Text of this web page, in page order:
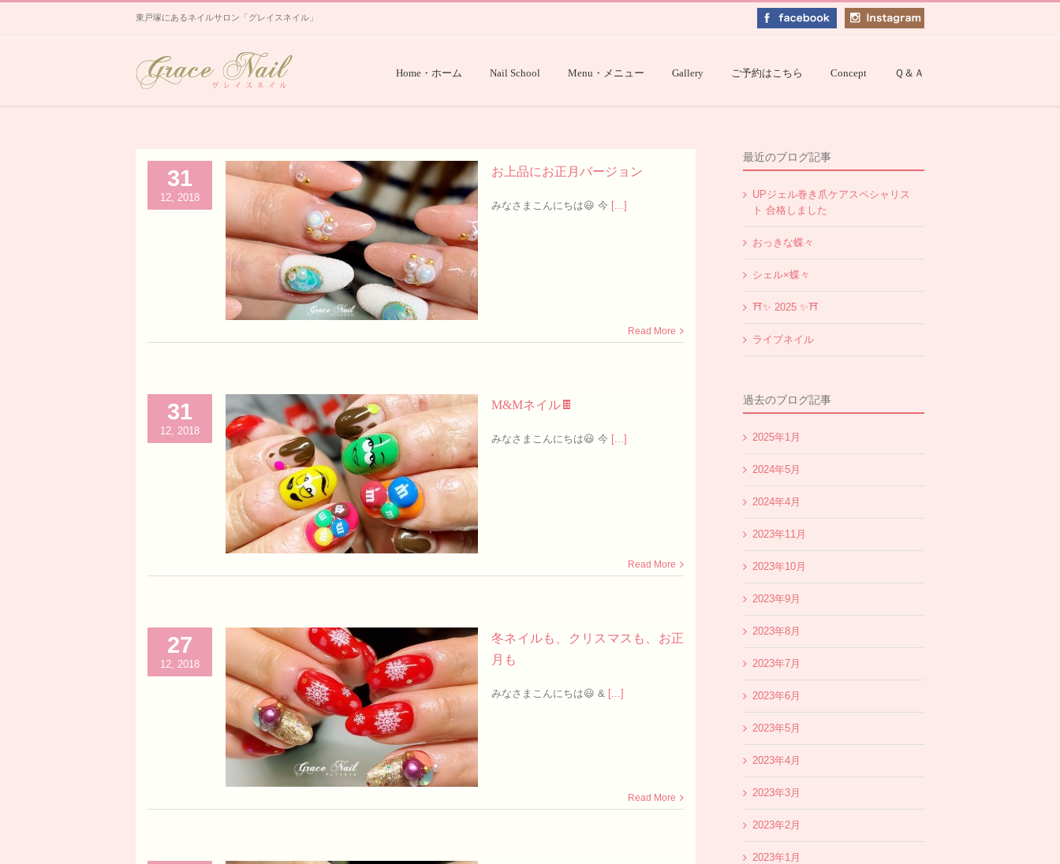
東戸塚にあるネイルサロン「グレイスネイル」
Home・ホーム Nail School Menu・メニュー Gallery ご予約はこちら Concept Ｑ＆Ａ
31
12, 2018
お上品にお正月バージョン
みなさまこんにちは😃 今 [...]
Read More
31
12, 2018
M&Mネイル🍫
みなさまこんにちは😃 今 [...]
Read More
27
12, 2018
冬ネイルも、クリスマスも、お正
月も
みなさまこんにちは😃 & [...]
Read More
最近のブログ記事
UPジェル巻き爪ケアスペシャリス
ト 合格しました
おっきな蝶々
シェル×蝶々
⛩✨️ 2025 ✨️⛩
ライブネイル
過去のブログ記事
2025年1月
2024年5月
2024年4月
2023年11月
2023年10月
2023年9月
2023年8月
2023年7月
2023年6月
2023年5月
2023年4月
2023年3月
2023年2月
2023年1月